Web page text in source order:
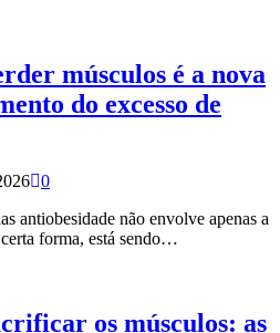
músculos é a nova
do excesso de
0
antiobesidade não envolve apenas a
forma, está sendo…
os músculos: as